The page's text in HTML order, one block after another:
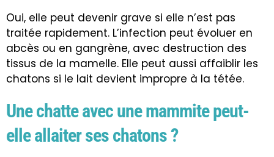
Oui, elle peut devenir grave si elle n’est pas
traitée rapidement. L’infection peut évoluer en
abcès ou en gangrène, avec destruction des
tissus de la mamelle. Elle peut aussi affaiblir les
chatons si le lait devient impropre à la tétée.
Une chatte avec une mammite peut-
elle allaiter ses chatons ?